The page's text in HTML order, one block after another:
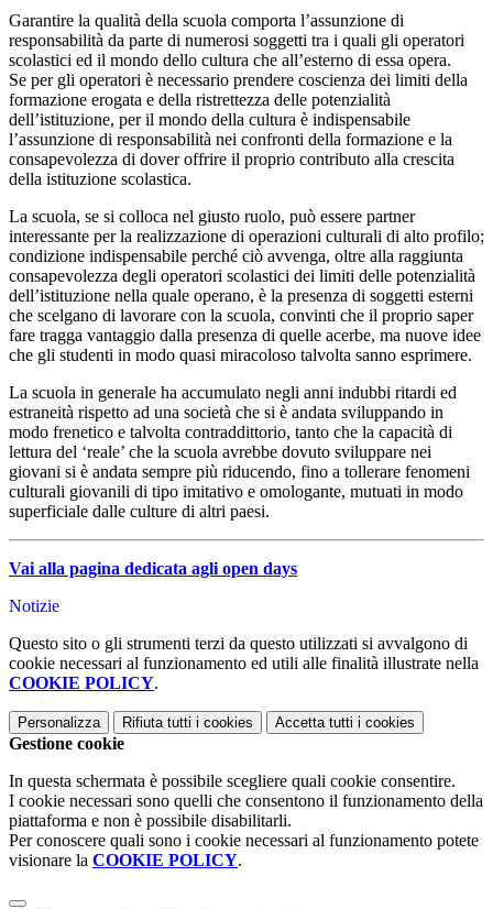
Garantire la qualità della scuola comporta l’assunzione di
responsabilità da parte di numerosi soggetti tra i quali gli operatori
scolastici ed il mondo dello cultura che all’esterno di essa opera.
Se per gli operatori è necessario prendere coscienza dei limiti della
formazione erogata e della ristrettezza delle potenzialità
dell’istituzione, per il mondo della cultura è indispensabile
l’assunzione di responsabilità nei confronti della formazione e la
consapevolezza di dover offrire il proprio contributo alla crescita
della istituzione scolastica.
La scuola, se si colloca nel giusto ruolo, può essere partner
interessante per la realizzazione di operazioni culturali di alto profilo;
condizione indispensabile perché ciò avvenga, oltre alla raggiunta
consapevolezza degli operatori scolastici dei limiti delle potenzialità
dell’istituzione nella quale operano, è la presenza di soggetti esterni
che scelgano di lavorare con la scuola, convinti che il proprio saper
fare tragga vantaggio dalla presenza di quelle acerbe, ma nuove idee
che gli studenti in modo quasi miracoloso talvolta sanno esprimere.
La scuola in generale ha accumulato negli anni indubbi ritardi ed
estraneità rispetto ad una società che si è andata sviluppando in
modo frenetico e talvolta contraddittorio, tanto che la capacità di
lettura del ‘reale’ che la scuola avrebbe dovuto sviluppare nei
giovani si è andata sempre più riducendo, fino a tollerare fenomeni
culturali giovanili di tipo imitativo e omologante, mutuati in modo
superficiale dalle culture di altri paesi.
Vai alla pagina dedicata agli open days
Notizie
Questo sito o gli strumenti terzi da questo utilizzati si avvalgono di
cookie necessari al funzionamento ed utili alle finalità illustrate nella
COOKIE POLICY.
Personalizza Rifiuta tutti i cookies Accetta tutti i cookies
Gestione cookie
In questa schermata è possibile scegliere quali cookie consentire.
I cookie necessari sono quelli che consentono il funzionamento della
piattaforma e non è possibile disabilitarli.
Per conoscere quali sono i cookie necessari al funzionamento potete
visionare la COOKIE POLICY.